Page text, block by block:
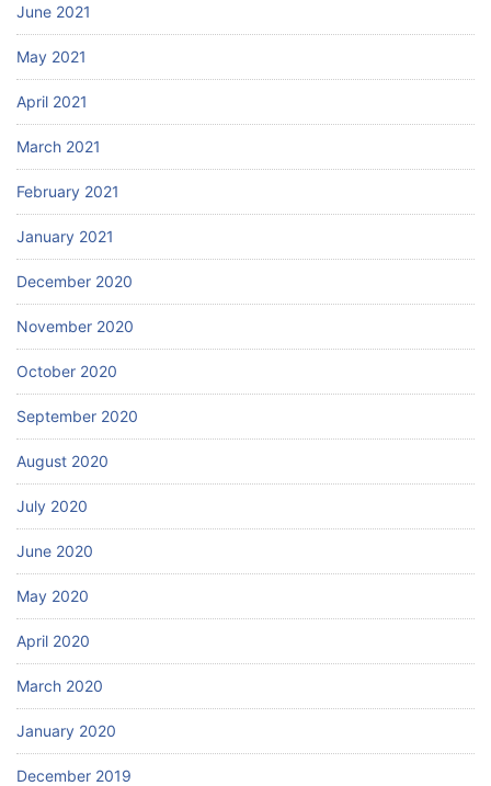
June 2021
May 2021
April 2021
March 2021
February 2021
January 2021
December 2020
November 2020
October 2020
September 2020
August 2020
July 2020
June 2020
May 2020
April 2020
March 2020
January 2020
December 2019